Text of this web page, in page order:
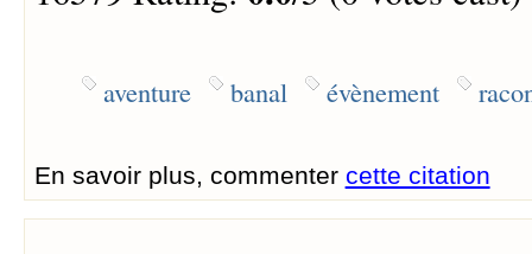
aventure banal évènement
En savoir plus, commenter cette citation